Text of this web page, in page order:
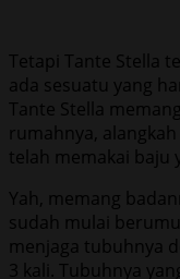
Tetapi Tante Stella
ada sesuatu yang
Tante Stella
rumahnya,
telah memakai baju
Yah, memang
sudah mulai
menjaga tubuhnya
3 kali. Tubuhnya